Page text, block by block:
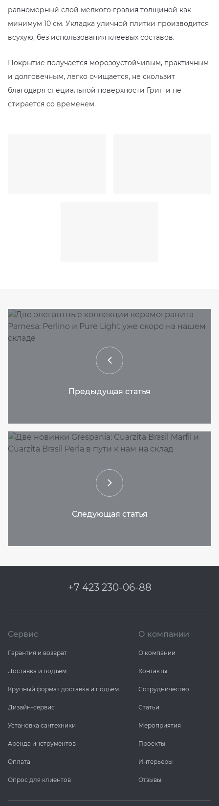
равномерный слой мелкого гравия толщиной как
минимум 10 см. Укладка уличной плитки производится
всухую, без использования клеевых составов.
Покрытие получается морозоустойчивым, практичным
и долговечным, легко очищается, не скользит
благодаря специальной поверхности Грип и не
стирается со временем.
+7 423 230-06-88
Сервис
Гарантия и возврат
Доставка и подъем
Крупный формат доставка и подъем
Дизайн-сервис
Установка сантехники
Аренда инструментов
Оплата
Опрос для клиентов
О компании
О компании
Контакты
Сотрудничество
Статьи
Мероприятия
Проекты
Интерьеры
Отзывы